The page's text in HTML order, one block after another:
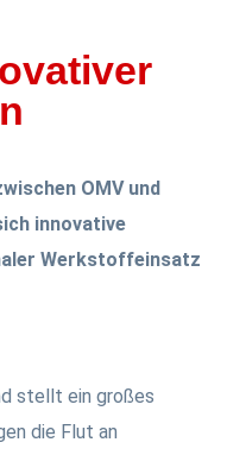
OMV und
innovative
Werkstoffeinsatz
stellt ein großes
die Flut an